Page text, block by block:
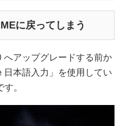
に戻ってしまう
アップグレードする前か
日本語入力」を使用してい
。